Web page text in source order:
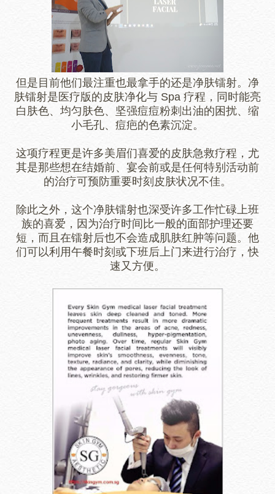
但是目前他们最注重也最拿手的还是净肤镭射。净
肤镭射是医疗版的皮肤净化与 Spa 疗程，同时能亮
白肤色、 均匀肤色、 坚强痘痘粉刺出油的困扰、缩
小毛孔、痘疤的色素沉淀。
这项疗程更是许多美眉们喜爱的皮肤急救疗程，尤
其是那些想在结婚前、宴会前或是任何特别活动前
的治疗可预防重要时刻皮肤状况不佳。
除此之外，这个净肤镭射也深受许多工作忙碌上班
族的喜爱，因为治疗时间比一般的面部护理还要
短，而且在镭射后也不会造成肌肤红肿等问题。他
们可以利用午餐时刻或下班后上门来进行治疗，快
速又方便。